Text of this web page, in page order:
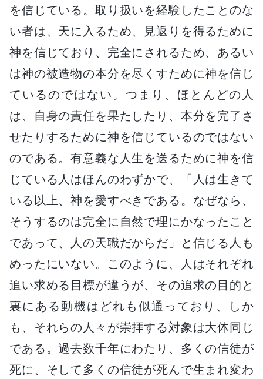
を信じている。取り扱いを経験したことのな
い者は、天に入るため、見返りを得るために
神を信じており、完全にされるため、あるい
は神の被造物の本分を尽くすために神を信じ
ているのではない。つまり、ほとんどの人
は、自身の責任を果たしたり、本分を完了さ
せたりするために神を信じているのではない
のである。有意義な人生を送るために神を信
じている人はほんのわずかで、「人は生きて
いる以上、神を愛すべきである。なぜなら、
そうするのは完全に自然で理にかなったこと
であって、人の天職だからだ」と信じる人も
めったにいない。このように、人はそれぞれ
追い求める目標が違うが、その追求の目的と
裏にある動機はどれも似通っており、しか
も、それらの人々が崇拝する対象は大体同じ
である。過去数千年にわたり、多くの信徒が
死に、そして多くの信徒が死んで生まれ変わ